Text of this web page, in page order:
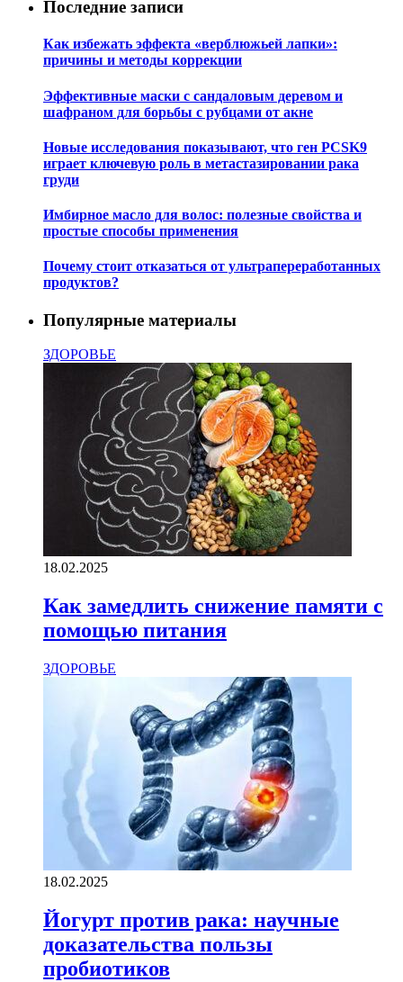
Последние записи
Как избежать эффекта «верблюжьей лапки»:
причины и методы коррекции
Эффективные маски с сандаловым деревом и
шафраном для борьбы с рубцами от акне
Новые исследования показывают, что ген PCSK9
играет ключевую роль в метастазировании рака
груди
Имбирное масло для волос: полезные свойства и
простые способы применения
Почему стоит отказаться от ультрапереработанных
продуктов?
Популярные материалы
ЗДОРОВЬЕ
18.02.2025
Как замедлить снижение памяти с
помощью питания
ЗДОРОВЬЕ
18.02.2025
Йогурт против рака: научные
доказательства пользы
пробиотиков